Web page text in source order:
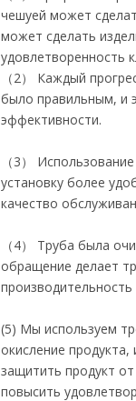
чешуей может
может сделать
удовлетворенность
（2） Каждый
было правильным, и
эффективности.
（3）
установку более
качество
（4） Труба была
обращение делает
(5) Мы используем
окисление
защитить продукт
повысить